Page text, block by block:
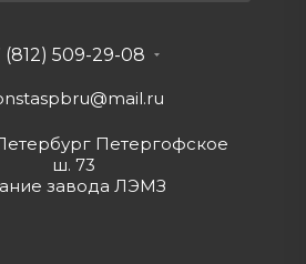
(812) 509-29-08
@mail.ru
Петергофское
ш. 73
завода ЛЭМЗ